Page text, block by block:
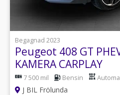
1
Begagnad 2023
Peugeot 408 GT
KAMERA CARPLAY
7 500 mil Bensin
J BIL Frölunda